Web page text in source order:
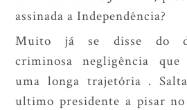
assinada a Independência?
Muito já se disse do
criminosa negligência que
uma longa trajetória .
ultimo presidente a pisar